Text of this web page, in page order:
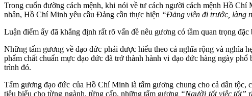
Trong cuốn đường cách mệnh, khi nói về tư cách người cách mệnh Hồ Chí
nhân, Hồ Chí Minh yêu cầu Đảng cần thực hiện “Đảng viên đi trước, làng
Luận điểm ấy đã khẳng định rất rõ vấn đề nêu gương có tầm quan trọng
Những tấm gương về đạo đức phải được hiểu theo cả nghĩa rộng và nghĩa
phẩm chất chuẩn mực đạo đức đã trở thành hành vi đạo đức hàng ngày
trình đó.
Tấm gương đạo đức của Hồ Chí Minh là tấm gương chung cho cả dân tộc,
tiêu biểu cho từng ngành, từng cấp, những tấm gương “Người tốt việc tốt”